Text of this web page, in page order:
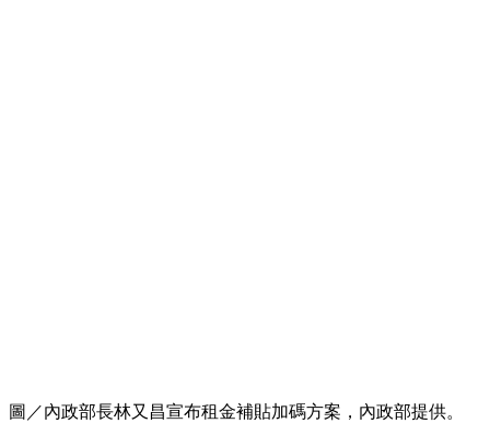
圖／內政部長林又昌宣布租金補貼加碼方案，內政部提供。